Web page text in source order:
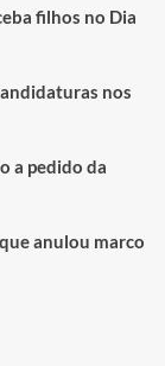
filhos no Dia
nos
a pedido da
anulou marco